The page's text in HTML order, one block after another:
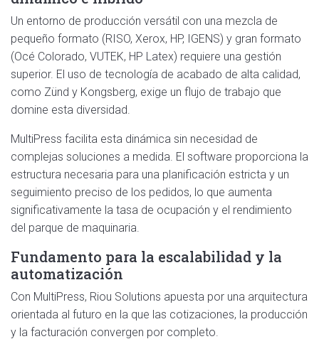
Un entorno de producción versátil con una mezcla de
pequeño formato (RISO, Xerox, HP, IGENS) y gran formato
(Océ Colorado, VUTEK, HP Latex) requiere una gestión
superior. El uso de tecnología de acabado de alta calidad,
como Zünd y Kongsberg, exige un flujo de trabajo que
domine esta diversidad.
MultiPress facilita esta dinámica sin necesidad de
complejas soluciones a medida. El software proporciona la
estructura necesaria para una planificación estricta y un
seguimiento preciso de los pedidos, lo que aumenta
significativamente la tasa de ocupación y el rendimiento
del parque de maquinaria.
Fundamento para la escalabilidad y la
automatización
Con MultiPress, Riou Solutions apuesta por una arquitectura
orientada al futuro en la que las cotizaciones, la producción
y la facturación convergen por completo.